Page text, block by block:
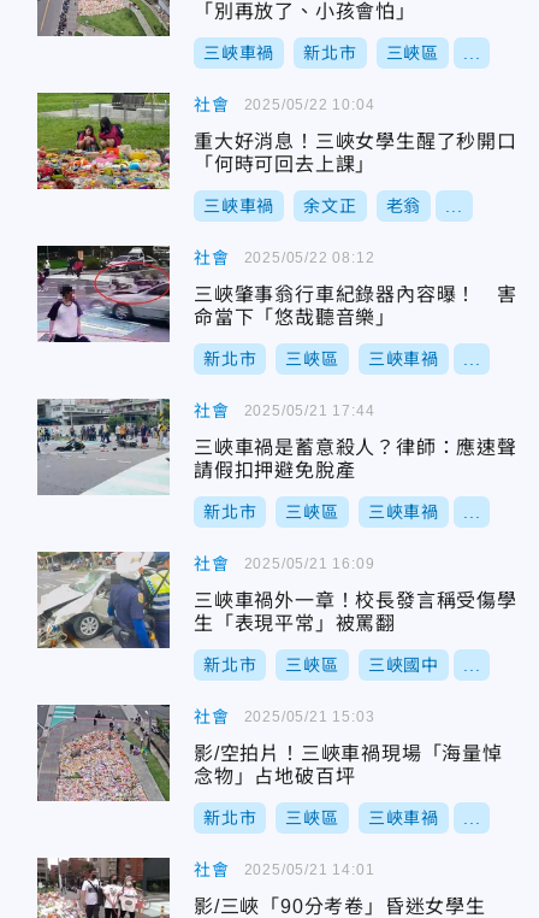
「別再放了、小孩會怕」
三峽車禍 新北市 三峽區
社會
重大好消息！三峽女學生醒了秒開口
「何時可回去上課」
三峽車禍 余文正 老翁
2025/05/22 10:04
社會
三峽肇事翁行車紀錄器內容曝！ 害
命當下「悠哉聽音樂」
新北市 三峽區 三峽車禍
2025/05/22 08:12
社會
三峽車禍是蓄意殺人？律師：應速聲
請假扣押避免脫產
新北市 三峽區 三峽車禍
2025/05/21 17:44
社會
三峽車禍外一章！校長發言稱受傷學
生「表現平常」被罵翻
新北市 三峽區 三峽國中
2025/05/21 16:09
社會
影/空拍片！三峽車禍現場「海量悼
念物」占地破百坪
新北市 三峽區 三峽車禍
2025/05/21 15:03
社會
影/三峽「90分考卷」昏迷女學生
2025/05/21 14:01